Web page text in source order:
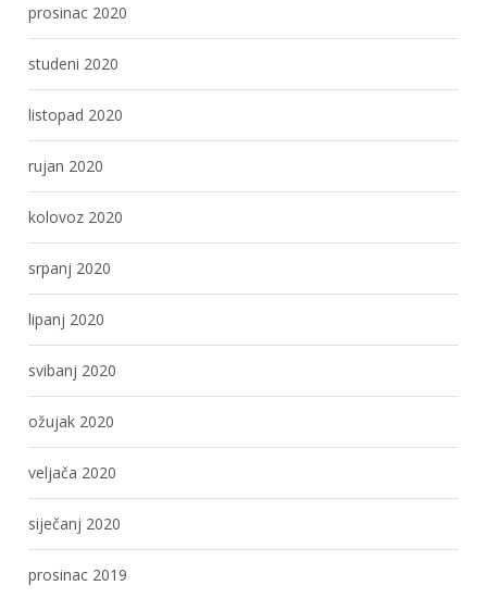
prosinac 2020
studeni 2020
listopad 2020
rujan 2020
kolovoz 2020
srpanj 2020
lipanj 2020
svibanj 2020
ožujak 2020
veljača 2020
siječanj 2020
prosinac 2019